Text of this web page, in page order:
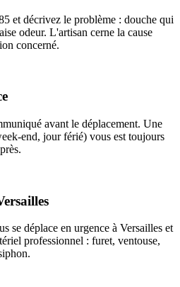
et décrivez le problème : douche qui
odeur. L'artisan cerne la cause
concerné.
avant le déplacement. Une
end, jour férié) vous est toujours
se déplace en urgence à Versailles et
professionnel : furet, ventouse,